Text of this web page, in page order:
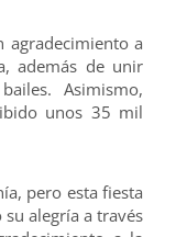
agradecimiento a
además de unir
Asimismo,
unos 35 mil
pero esta fiesta
alegría a través